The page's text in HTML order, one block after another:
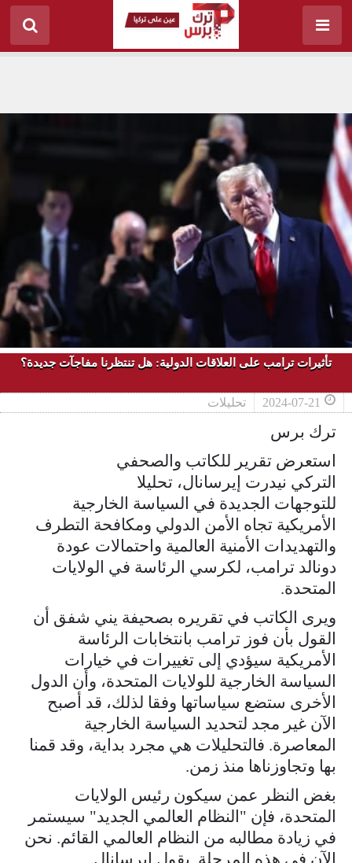
تأثيرات ترامب على العلاقات الدولية: هل تنتظرنا مفاجآت جديدة؟
2024-07-21 تحليلات
ترك برس
استعرض تقرير للكاتب والصحفي
التركي نيدرت إيرسانال، تحليلا
للتوجهات الجديدة في السياسة الخارجية
الأمريكية تجاه الأمن الدولي ومكافحة التطرف
والتهديدات الأمنية العالمية واحتمالات عودة
دونالد ترامب، لكرسي الرئاسة في الولايات
المتحدة.
ويرى الكاتب في تقريره بصحيفة يني شفق أن
القول بأن فوز ترامب بانتخابات الرئاسة
الأمريكية سيؤدي إلى تغييرات في خيارات
السياسة الخارجية للولايات المتحدة، وأن الدول
الأخرى ستضع سياساتها وفقا لذلك، قد أصبح
الآن غير مجد لتحديد السياسة الخارجية
المعاصرة. فالتحليلات هي مجرد بداية، وقد قمنا
بها وتجاوزناها منذ زمن.
بغض النظر عمن سيكون رئيس الولايات
المتحدة، فإن "النظام العالمي الجديد" سيستمر
في زيادة مطالبه من النظام العالمي القائم. نحن
الآن في هذه المرحلة. يقول إيرسانال.